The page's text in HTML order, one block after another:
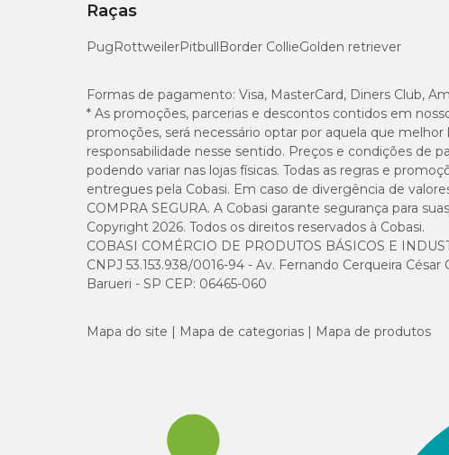
Matéria Fibrosa (máx.)
Umidade (máx.)
Cálcio (máx.)
Cálcio (mín.)
Principais ingredientes
Raças
PugRottweilerPitbullBorder CollieGolden retriever
Formas de pagamento: Visa, MasterCard, Diners Club,
* As promoções, parcerias e descontos contidos em
promoções, será necessário optar por aquela que
responsabilidade nesse sentido. Preços e condições de
podendo variar nas lojas físicas. Todas as regras e
entregues pela Cobasi. Em caso de divergência de
COMPRA SEGURA. A Cobasi garante segurança para
Copyright 2026. Todos os direitos reservados à Cobasi.
COBASI COMÉRCIO DE PRODUTOS BÁSICOS E
CNPJ 53.153.938/0016-94 - Av. Fernando Cerqueira
Barueri - SP CEP: 06465-060
Mapa do site Mapa de categorias Mapa de produtos